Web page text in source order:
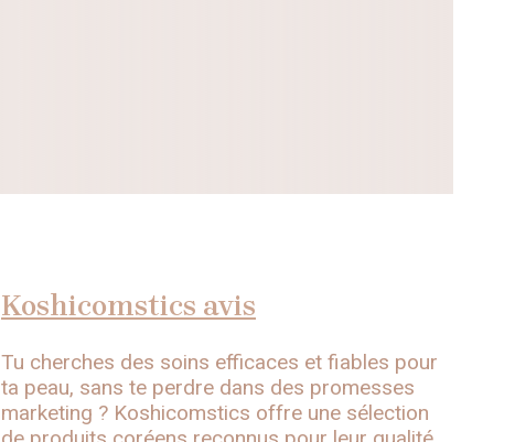
Koshicomstics avis
Tu cherches des soins efficaces et fiables pour
ta peau, sans te perdre dans des promesses
marketing ? Koshicomstics offre une sélection